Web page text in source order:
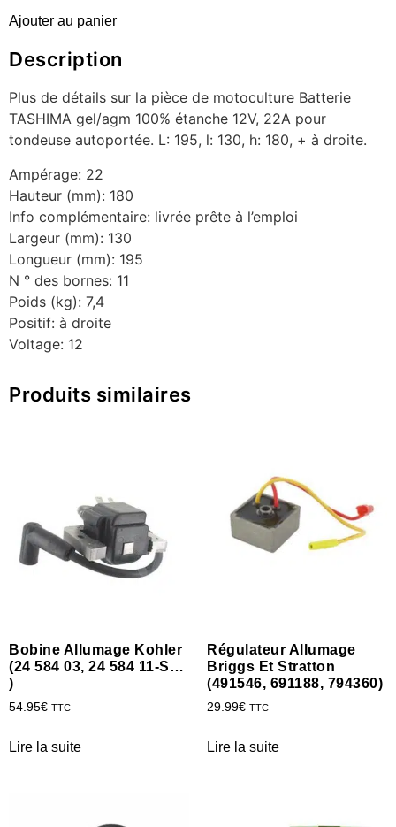
Ajouter au panier
Description
Plus de détails sur la pièce de motoculture Batterie
TASHIMA gel/agm 100% étanche 12V, 22A pour
tondeuse autoportée. L: 195, l: 130, h: 180, + à droite.
Ampérage: 22
Hauteur (mm): 180
Info complémentaire: livrée prête à l’emploi
Largeur (mm): 130
Longueur (mm): 195
N ° des bornes: 11
Poids (kg): 7,4
Positif: à droite
Voltage: 12
Produits similaires
Bobine Allumage Kohler
(24 584 03, 24 584 11-S…
)
54.95€ TTC
Lire la suite
Régulateur Allumage
Briggs Et Stratton
(491546, 691188, 794360)
29.99€ TTC
Lire la suite